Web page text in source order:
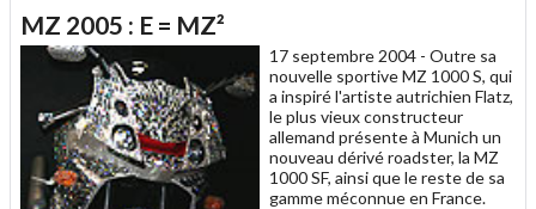
un
ami
MZ 2005 : E = MZ²
17 septembre 2004 - Outre sa
nouvelle sportive MZ 1000 S, qui
a inspiré l'artiste autrichien Flatz,
le plus vieux constructeur
allemand présente à Munich un
nouveau dérivé roadster, la MZ
1000 SF, ainsi que le reste de sa
gamme méconnue en France.